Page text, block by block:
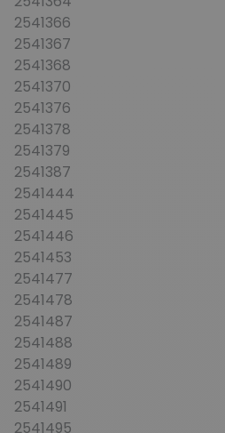
2541366
2541367
2541368
2541370
2541376
2541378
2541379
2541387
2541444
2541445
2541446
2541453
2541477
2541478
2541487
2541488
2541489
2541490
2541491
2541495